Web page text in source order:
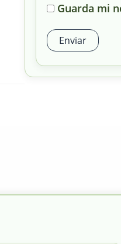
Guarda mi